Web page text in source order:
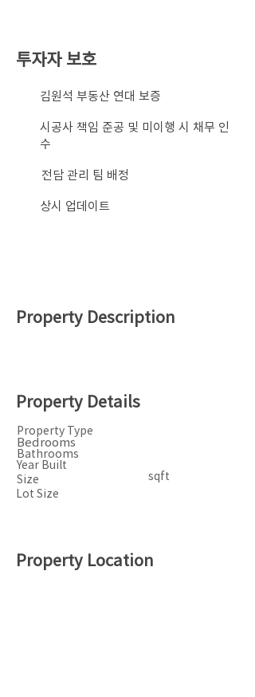
투자자 보호
​김원석 부동산 연대 보증
시공사 책임 준공 및 미이행 시 채무 인
수
전담 관리 팀 배정
상시 업데이트
Property Description
Property Details
Property Type
Bedrooms
Bathrooms
Year Built
Size
sqft
Lot Size
Property Location